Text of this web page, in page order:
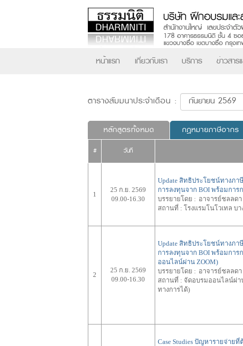
หน้าแรก เกี่ยวกับเรา บริการ ข่าวสาร
ตารางสัมมนาประจำเดือน :
หลักสูตรทั้งหมด กฎหมายภาษีอากร
# วันที่
1
25 ก.ย. 2569
09.00-16.30
Update สิทธิประโยชน์ทางภา
การลงทุนจาก BOI พร้อมการ
บรรยายโดย : อาจารย์ชลลด
สถานที่ : โรงแรมโนโวเทล บา
2
25 ก.ย. 2569
09.00-16.30
Update สิทธิประโยชน์ทางภา
การลงทุนจาก BOI พร้อมการ
ออนไลน์ผ่าน ZOOM)
บรรยายโดย : อาจารย์ชลลด
สถานที่ : จัดอบรมออนไลน์ผ่า
ทางการได้)
Case Studies ปัญหารายจ่าย